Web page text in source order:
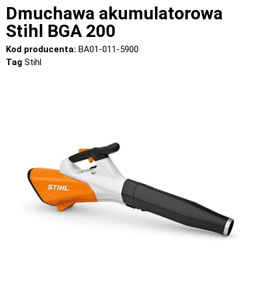
Dmuchawa akumulatorowa
Stihl BGA 200
Kod producenta: BA01-011-5900
Tag Stihl